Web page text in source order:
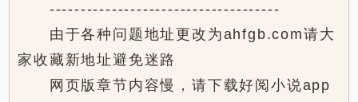
-------------------------------------
由于各种问题地址更改为ahfgb.com请大
家收藏新地址避免迷路
网页版章节内容慢，请下载好阅小说app